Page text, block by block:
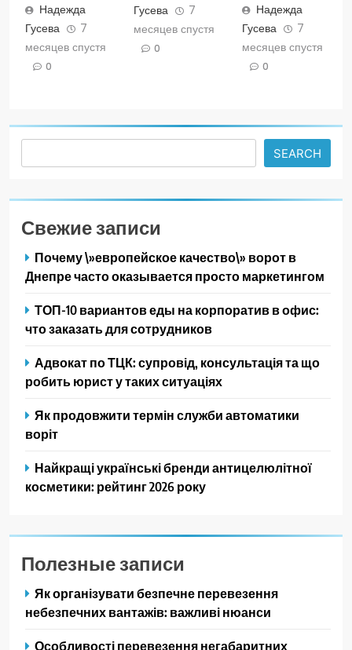
Надежда
Гусева
7
месяцев спустя
0
Гусева
7
месяцев спустя
0
Надежда
Гусева
7
месяцев спустя
0
SEARCH
Свежие записи
Почему \»европейское качество\» ворот в
Днепре часто оказывается просто маркетингом
ТОП-10 вариантов еды на корпоратив в офис:
что заказать для сотрудников
Адвокат по ТЦК: супровід, консультація та що
робить юрист у таких ситуаціях
Як продовжити термін служби автоматики
воріт
Найкращі українські бренди антицелюлітної
косметики: рейтинг 2026 року
Полезные записи
Як організувати безпечне перевезення
небезпечних вантажів: важливі нюанси
Особливості перевезення негабаритних